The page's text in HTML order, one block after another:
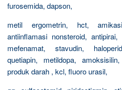
furosemida, dapson,
metil ergometrin, hct,
antiinflamasi nonsteroid,
mefenamat, stavudin,
quetiapin, metildopa,
produk darah , kcl, fluoro urasil,